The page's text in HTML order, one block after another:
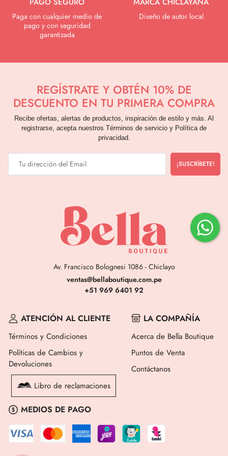
Paga con cualquier medio de
pago y con seguridad
garantizada
Diseño de autor local
REGÍSTRATE Y OBTÉN 10% DE
DESCUENTO EN TU PRIMERA COMPRA
Recibe ofertas, alertas de productos, inspiración de estilo y más. Al
registrarse, acepta nuestros Términos de servicio y Política de
privacidad.
Av. Francisco Bolognesi 1086 - Chiclayo
ventas@bellaboutique.com.pe
+51 969 6401 92
ATENCIÓN AL CLIENTE
Términos y Condiciones
Políticas de Cambios y
Devoluciones
Libro de reclamaciones
LA COMPAÑÍA
Acerca de Bella Boutique
Puntos de Venta
Contáctanos
MEDIOS DE PAGO